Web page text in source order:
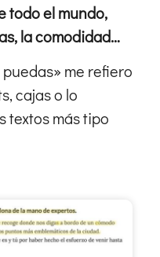
todo el mundo,
la comodidad…
me refiero
cajas o lo
textos más tipo